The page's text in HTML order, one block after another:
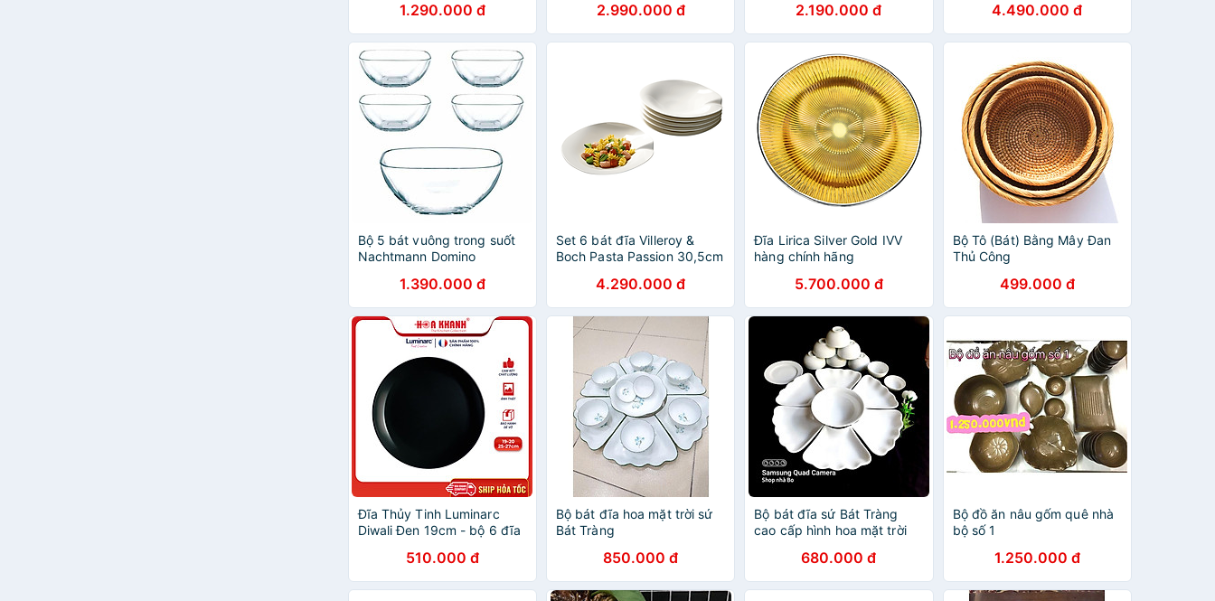
Hàng chính hãng
1.290.000 đ 2.990.000 đ 2.190.000 đ 4.490.000 đ
Bộ 5 bát vuông trong suốt
Nachtmann Domino
chính hãng1.390.000 đ
Set 6 bát đĩa Villeroy &
Boch Pasta Passion 30,5cm
chính hãng4.290.000 đ
Đĩa Lirica Silver Gold IVV
hàng chính hãng
5.700.000 đ
Bộ Tô (Bát) Bằng Mây Đan
Thủ Công
499.000 đ
Đĩa Thủy Tinh Luminarc
Diwali Đen 19cm - bộ 6 đĩa
510.000 đ
Bộ bát đĩa hoa mặt trời sứ
Bát Tràng
850.000 đ
Bộ bát đĩa sứ Bát Tràng
cao cấp hình hoa mặt trời
680.000 đ
Bộ đồ ăn nâu gốm quê nhà
bộ số 1
1.250.000 đ